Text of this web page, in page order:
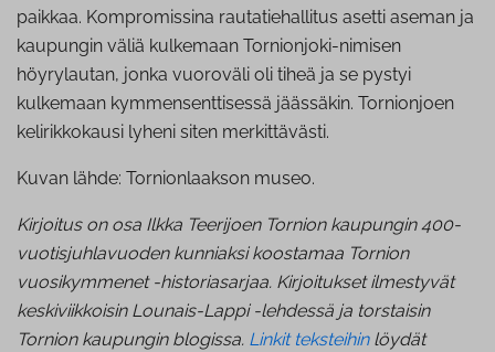
paikkaa. Kompromissina rautatiehallitus asetti aseman ja
kaupungin väliä kulkemaan Tornionjoki-nimisen
höyrylautan, jonka vuoroväli oli tiheä ja se pystyi
kulkemaan kymmensenttisessä jäässäkin. Tornionjoen
kelirikkokausi lyheni siten merkittävästi.
Kuvan lähde: Tornionlaakson museo.
Kirjoitus on osa Ilkka Teerijoen Tornion kaupungin 400-
vuotisjuhlavuoden kunniaksi koostamaa Tornion
vuosikymmenet -historiasarjaa. Kirjoitukset ilmestyvät
keskiviikkoisin Lounais-Lappi -lehdessä ja torstaisin
Tornion kaupungin blogissa. Linkit teksteihinlöydät